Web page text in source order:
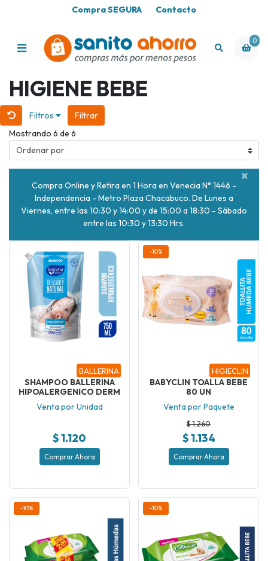
Compra SEGURA Contacto
0
HIGIENE BEBE
Filtros
Filtrar
Mostrando 6 de 6
Compra Online y Retira en 1 Hora en Venecia N° 1446 -
Independencia - Metro Plaza Chacabuco. De Lunes a
Viernes, entre las 10:30 y 14:00 y de 15:00 a 18:30 - Sábado
entre las 10:30 y 13:30 Hrs.
×
BALLERINA
SHAMPOO BALLERINA
HIPOALERGENICO DERM
Venta por Unidad
$ 1.120
Comprar Ahora
-10%
HIGIECLIN
BABYCLIN TOALLA BEBE
80 UN
Venta por Paquete
$ 1.260
$ 1.134
Comprar Ahora
-10% -10%